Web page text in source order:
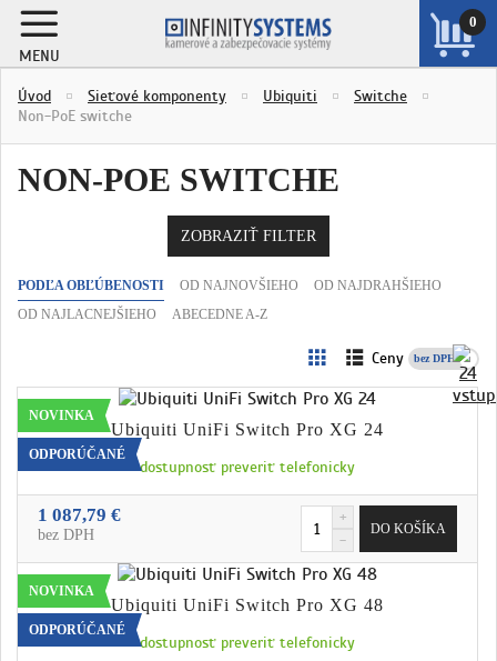
MENU
0
ZOBRAZIŤ
Úvod Sieťové komponenty Ubiquiti
Switche
Non-PoE switche
NON-POE SWITCHE
ZOBRAZIŤ FILTER
PODĽA OBĽÚBENOSTI OD NAJNOVŠIEHO
OD NAJDRAHŠIEHO
OD NAJLACNEJŠIEHO
ABECEDNE A-Z
Ceny s DPH
NOVINKA
ODPORÚČANÉ
Ubiquiti UniFi Switch Pro XG 24
dostupnosť preveriť telefonicky
1 087,79 €
bez DPH
NOVINKA
ODPORÚČANÉ
Ubiquiti UniFi Switch Pro XG 48
dostupnosť preveriť telefonicky